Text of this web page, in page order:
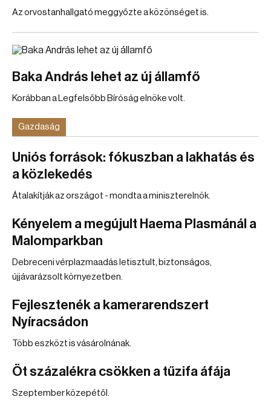
Az orvostanhallgató meggyőzte a közönséget is.
Baka András lehet az új államfő
Korábban a Legfelsőbb Bíróság elnöke volt.
Gazdaság
Uniós források: fókuszban a lakhatás és
a közlekedés
Átalakítják az országot - mondta a miniszterelnök.
Kényelem a megújult Haema Plasmánál a
Malomparkban
Debreceni vérplazmaadás letisztult, biztonságos,
újjávarázsolt környezetben.
Fejlesztenék a kamerarendszert
Nyíracsádon
Több eszközt is vásárolnának.
Öt százalékra csökken a tűzifa áfája
Szeptember közepétől.